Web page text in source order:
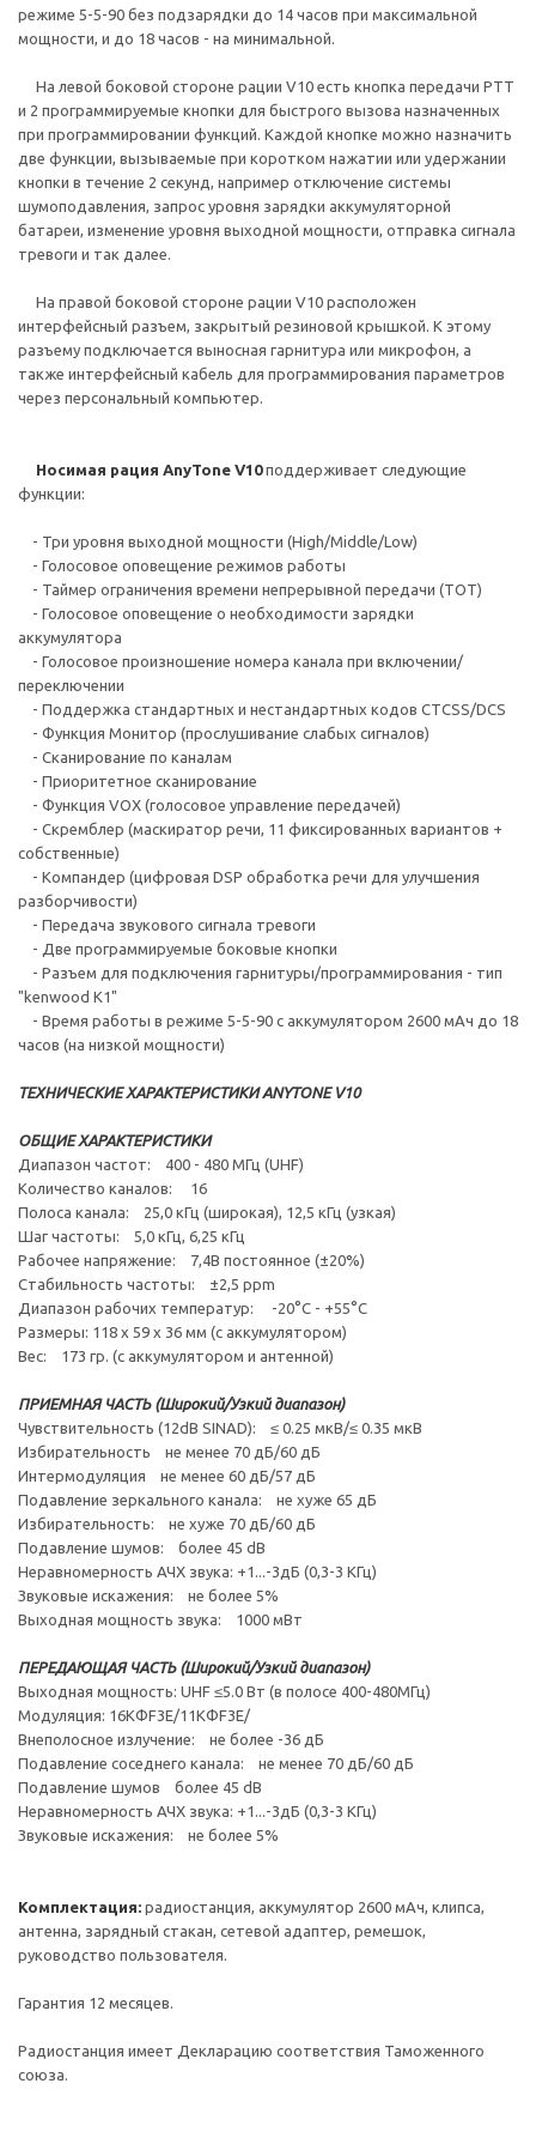
режиме 5-5-90 без подзарядки до 14 часов при максимальной
мощности, и до 18 часов - на минимальной.
На левой боковой стороне рации V10 есть кнопка передачи РТТ
и 2 программируемые кнопки для быстрого вызова назначенных
при программировании функций. Каждой кнопке можно назначить
две функции, вызываемые при коротком нажатии или удержании
кнопки в течение 2 секунд, например отключение системы
шумоподавления, запрос уровня зарядки аккумуляторной
батареи, изменение уровня выходной мощности, отправка сигнала
тревоги и так далее.
На правой боковой стороне рации V10 расположен
интерфейсный разъем, закрытый резиновой крышкой. К этому
разъему подключается выносная гарнитура или микрофон, а
также интерфейсный кабель для программирования параметров
через персональный компьютер.
Носимая рация AnyTone V10поддерживает следующие
функции:
- Три уровня выходной мощности (High/Middle/Low)
- Голосовое оповещение режимов работы
- Таймер ограничения времени непрерывной передачи (TOT)
- Голосовое оповещение о необходимости зарядки
аккумулятора
- Голосовое произношение номера канала при включении/
переключении
- Поддержка стандартных и нестандартных кодов CTCSS/DCS
- Функция Монитор (прослушивание слабых сигналов)
- Сканирование по каналам
- Приоритетное сканирование
- Функция VOX (голосовое управление передачей)
- Скремблер (маскиратор речи, 11 фиксированных вариантов +
собственные)
- Компандер (цифровая DSP обработка речи для улучшения
разборчивости)
- Передача звукового сигнала тревоги
- Две программируемые боковые кнопки
- Разъем для подключения гарнитуры/программирования - тип
"kenwood К1"
- Время работы в режиме 5-5-90 с аккумулятором 2600 мАч до 18
часов (на низкой мощности)
ТЕХНИЧЕСКИЕ ХАРАКТЕРИСТИКИ ANYTONE V10
ОБЩИЕ ХАРАКТЕРИСТИКИ
Диапазон частот: 400 - 480 МГц (UHF)
Количество каналов: 16
Полоса канала: 25,0 кГц (широкая), 12,5 кГц (узкая)
Шаг частоты: 5,0 кГц, 6,25 кГц
Рабочее напряжение: 7,4В постоянное (±20%)
Стабильность частоты: ±2,5 ppm
Диапазон рабочих температур: -20°C - +55°C
Размеры: 118 х 59 х 36 мм (с аккумулятором)
Вес: 173 гр. (с аккумулятором и антенной)
ПРИЕМНАЯ ЧАСТЬ (Широкий/Узкий диапазон)
Чувствительность (12dB SINAD): ≤ 0.25 мкВ/≤ 0.35 мкВ
Избирательность не менее 70 дБ/60 дБ
Интермодуляция не менее 60 дБ/57 дБ
Подавление зеркального канала: не хуже 65 дБ
Избирательность: не хуже 70 дБ/60 дБ
Подавление шумов: более 45 dB
Неравномерность АЧХ звука: +1...-3дБ (0,3-3 КГц)
Звуковые искажения: не более 5%
Выходная мощность звука: 1000 мВт
ПЕРЕДАЮЩАЯ ЧАСТЬ (Широкий/Узкий диапазон)
Выходная мощность: UHF ≤5.0 Вт (в полосе 400-480МГц)
Модуляция: 16KФF3E/11KФF3E/
Внеполосное излучение: не более -36 дБ
Подавление соседнего канала: не менее 70 дБ/60 дБ
Подавление шумов более 45 dB
Неравномерность АЧХ звука: +1...-3дБ (0,3-3 КГц)
Звуковые искажения: не более 5%
Комплектация: радиостанция, аккумулятор 2600 мАч, клипса,
антенна, зарядный стакан, сетевой адаптер, ремешок,
руководство пользователя.
Гарантия 12 месяцев.
Радиостанция имеет Декларацию соответствия Таможенного
союза.